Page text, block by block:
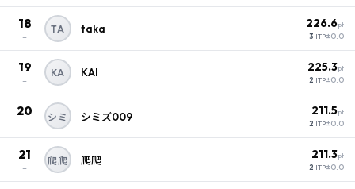
18
–
TA taka 226.6pt
3 ITP±0.0
19
–
KA KAI 225.3pt
2 ITP±0.0
20
–
シミ シミズ009 211.5pt
2 ITP±0.0
21
–
爬爬 爬爬 211.3pt
2 ITP±0.0